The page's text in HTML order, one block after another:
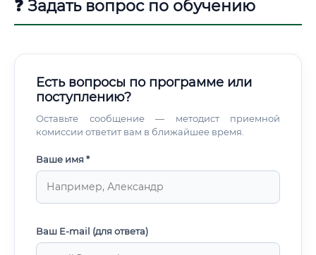
❓ Задать вопрос по обучению
Есть вопросы по программе или
поступлению?
Оставьте сообщение — методист приемной
комиссии ответит вам в ближайшее время.
Ваше имя *
Ваш E-mail (для ответа)